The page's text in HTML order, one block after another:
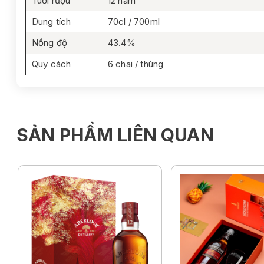
Dung tích
70cl / 700ml
Nồng độ
43.4%
Quy cách
6 chai / thùng
SẢN PHẨM LIÊN QUAN